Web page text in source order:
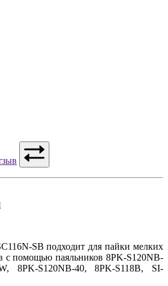
SB подходит для пайки мелких
с помощью паяльников 8PK-S120NB-
8PK-S120NB-40, 8PK-S118B, SI-